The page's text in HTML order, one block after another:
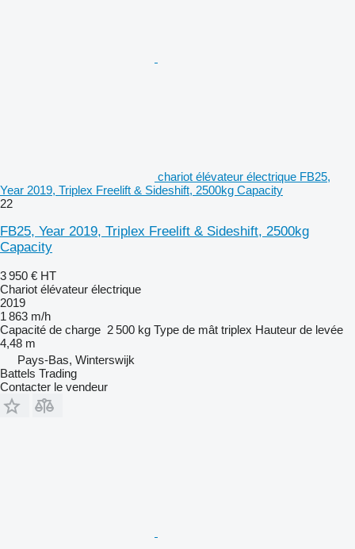
chariot élévateur électrique FB25,
Year 2019, Triplex Freelift & Sideshift, 2500kg Capacity
22
FB25, Year 2019, Triplex Freelift & Sideshift, 2500kg
Capacity
3 950 € HT
Chariot élévateur électrique
2019
1 863 m/h
Capacité de charge 2 500 kg Type de mât triplex Hauteur de levée
4,48 m
Pays-Bas, Winterswijk
Battels Trading
Contacter le vendeur